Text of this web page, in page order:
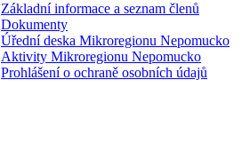
Základní informace a seznam členů
Dokumenty
Úřední deska Mikroregionu Nepomucko
Aktivity Mikroregionu Nepomucko
Prohlášení o ochraně osobních údajů